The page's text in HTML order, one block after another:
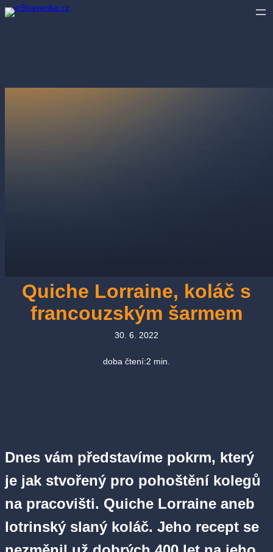
Přeskočit
Quiche Lorraine, koláč s
francouzským šarmem
30. 6. 2022
doba čtení:2 min.
Dnes vám představíme pokrm, který
je jak stvořený pro pohoštění kolegů
na pracovišti. Quiche Lorraine aneb
lotrinský slaný koláč. Jeho recept se